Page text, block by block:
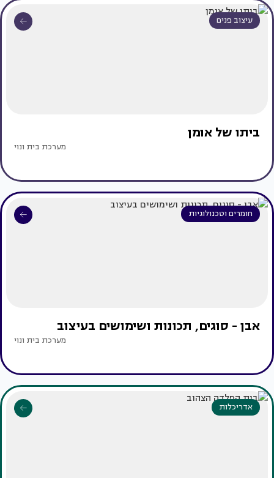
עיצוב פנים
ביתו של אומן
מערכת בית ונוי
חומרים וטכנולוגיות
אבן - סוגים, תכונות ושימושים בעיצוב
מערכת בית ונוי
אדריכלות